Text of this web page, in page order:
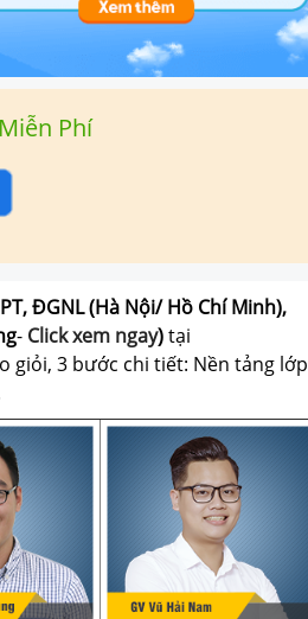
Phí
ĐGNL (Hà Nội/ Hồ Chí Minh),
- Click xem ngay)tại
giỏi, 3 bước chi tiết: Nền tảng lớp